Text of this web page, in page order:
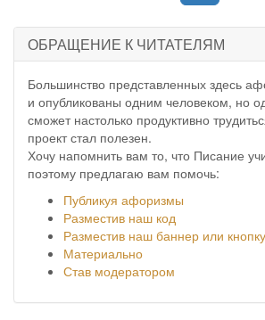
ОБРАЩЕНИЕ К ЧИТАТЕЛЯМ
Большинство представленных здесь
и опубликованы одним человеком, но
сможет настолько продуктивно
проект стал полезен.
Хочу напомнить вам то, что Писание
поэтому предлагаю вам помочь:
Публикуя афоризмы
Разместив наш код
Разместив наш баннер или кнопку
Материально
Став модератором